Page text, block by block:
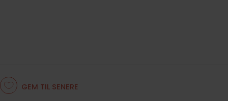
GEM TIL SENERE